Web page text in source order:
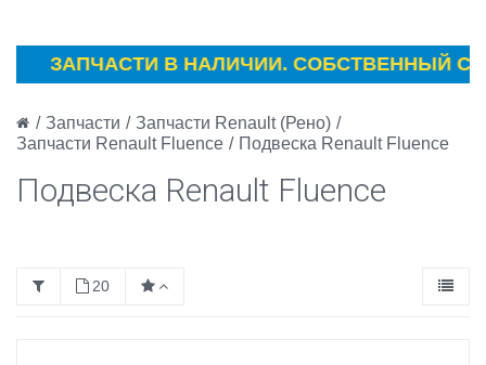
ЗАПЧАСТИ В НАЛИЧИИ. СОБСТВЕННЫЙ
/ Запчасти / Запчасти Renault (Рено) /
Запчасти Renault Fluence / Подвеска Renault Fluence
Подвеска Renault Fluence
20